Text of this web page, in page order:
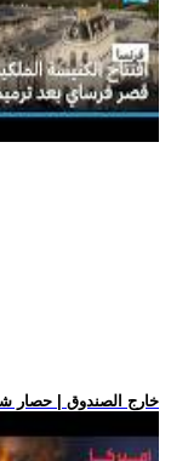
.. خارج الصندوق | حصار